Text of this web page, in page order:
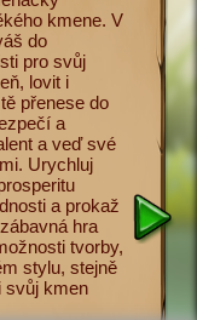
kmene. V
do
pro svůj
lovit i
přenese do
a
a veď své
Urychluj
a prokaž
hra
tvorby,
stylu, stejně
svůj kmen
doby
Učíš
pro
Game
hra.